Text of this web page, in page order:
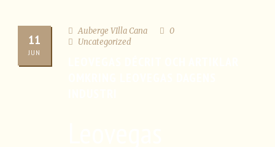
11
JUN
Auberge VIlla Cana
0
Uncategorized